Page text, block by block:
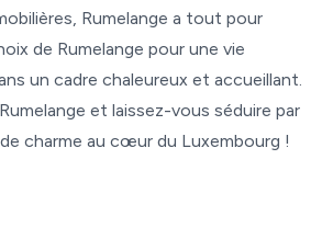
Rumelange a tout pour
de Rumelange pour une vie
un cadre chaleureux et accueillant.
et laissez-vous séduire par
charme au cœur du Luxembourg !